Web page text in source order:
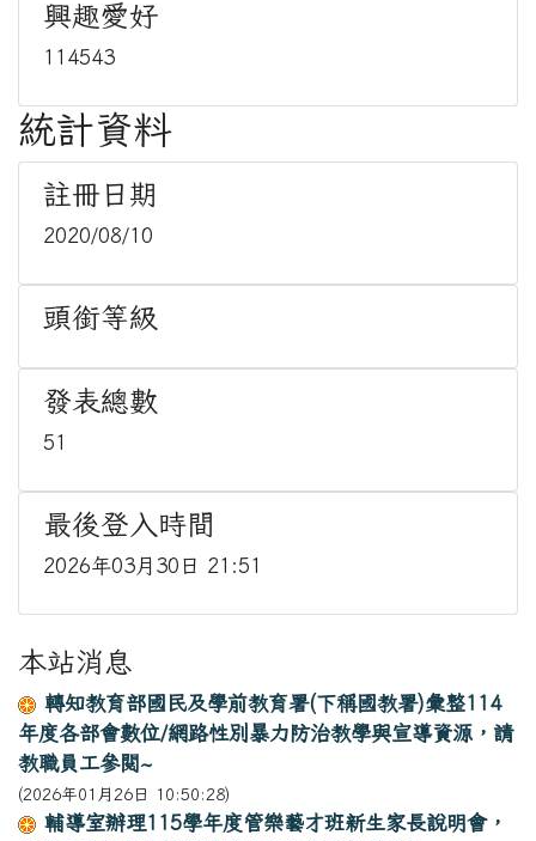
興趣愛好
114543
統計資料
註冊日期
2020/08/10
頭銜等級
發表總數
51
最後登入時間
2026年03月30日 21:51
本站消息
轉知教育部國民及學前教育署(下稱國教署)彙整114
年度各部會數位/網路性別暴力防治教學與宣導資源，請
教職員工參閱~
(2026年01月26日 10:50:28)
輔導室辦理115學年度管樂藝才班新生家長說明會，